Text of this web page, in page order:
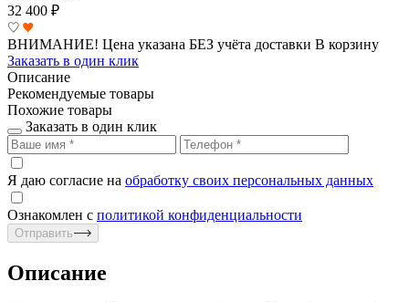
32 400 ₽
ВНИМАНИЕ! Цена указана БЕЗ учёта доставки В корзину
Заказать в один клик
Описание
Рекомендуемые товары
Похожие товары
Заказать в один клик
Я даю согласие на обработку своих персональных данных
Ознакомлен с политикой конфиденциальности
Отправить
Описание